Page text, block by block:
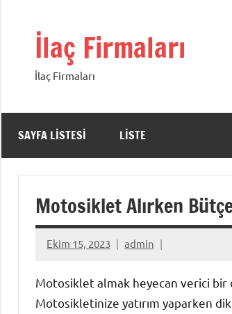
İlaç Firmaları
İlaç Firmaları
SAYFA LISTESI LISTE
Motosiklet Alırken
Ekim 15, 2023 admin
Motosiklet almak heyecan verici
Motosikletinize yatırım yaparken